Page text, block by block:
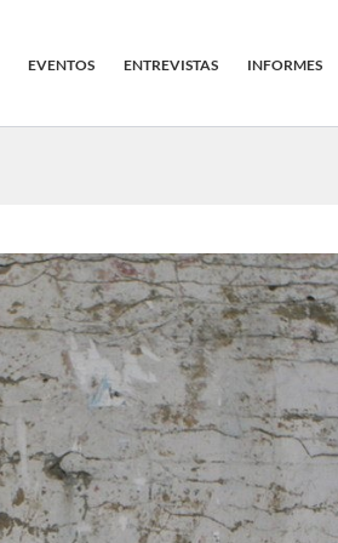
EVENTOS ENTREVISTAS INFORMES